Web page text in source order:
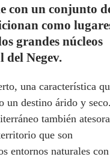
con un conjunto
como
grandes núcleos
del Negev.
una característica
un destino árido y
también atesora
que son
entornos naturales con